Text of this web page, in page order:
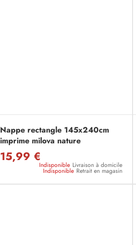
Nappe rectangle 145x240cm
imprime milova nature
15,99 €
Indisponible Livraison à domicile
Indisponible Retrait en magasin